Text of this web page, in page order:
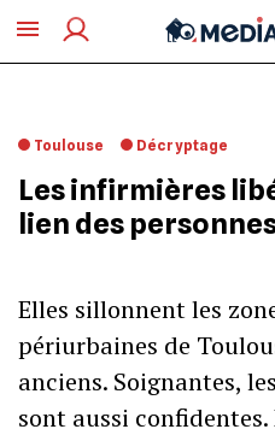
Toulouse Décryptage
Les infirmières
lien des
Elles sillonnent les
périurbaines de
anciens. Soignantes,
sont aussi